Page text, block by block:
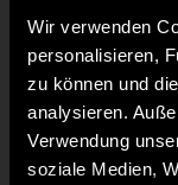
Wir verwenden
personalisieren,
zu können und
analysieren.
Verwendung
soziale Medien,